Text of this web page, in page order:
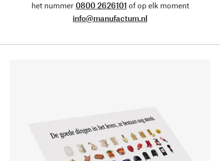
het nummer 0800 2626101 of op elk moment
info@manufactum.nl